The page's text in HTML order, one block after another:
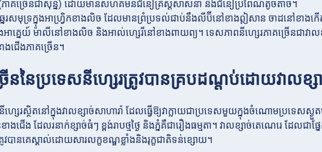
(ភាគច្រើនជាសុន្នី) ដោយមានសហគមន៍ជំនឿគ្រិស្តសាសនា និងជំនឿប្រពៃណីតូចតាច។
នេរសមុទ្រក្នុងអាហ្វ្រិកខាងលិច ដែលមានព្រំប្រទល់ជាប់នឹងលីប៊ីនៅខាងឦសាន ចាដនៅខាង
គ្នេយ៍ ម៉ាលីនៅខាងលិច និងអាល់ហ្សេរីនៅខាងពាយព្យ។ ទេសភាពនីហ្សេរភាគច្រើនជាវាល
ជើងភាគច្រើន។
ើននៃប្រទេសនីហ្សេរត្រូវបានគ្របដណ្តប់ដោយវាលខ្ស
សេរស្ថិតនៅក្នុងវាលខ្សាច់សាហារ៉ា ដែលធ្វើឱ្យវាក្លាយជាប្រទេសមួយក្នុងចំណោមប្រទេសស្
ើង ដែលរនាក់ខ្សាច់ធំៗ ខ្ពង់រាបថ្មថ្ងៃ និងភ្នំគឺជារឿងធម្មតា។ វាលខ្សាច់តេណេរេ ដែលជាផ្ន
បានគេស្គាល់ដោយសារលក្ខខណ្ឌខ្លាំងនិងរុក្ខជាតិទន់ខ្សោយ។